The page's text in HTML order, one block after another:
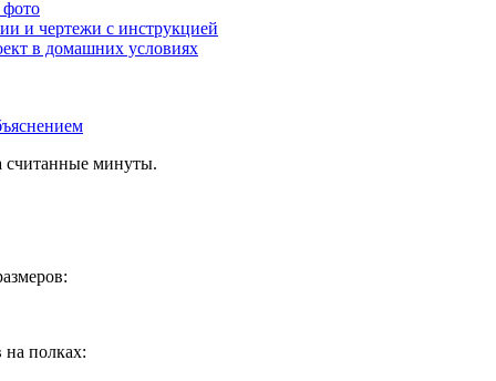
фото
и чертежи с инструкцией
в домашних условиях
считанные минуты.
на полках: